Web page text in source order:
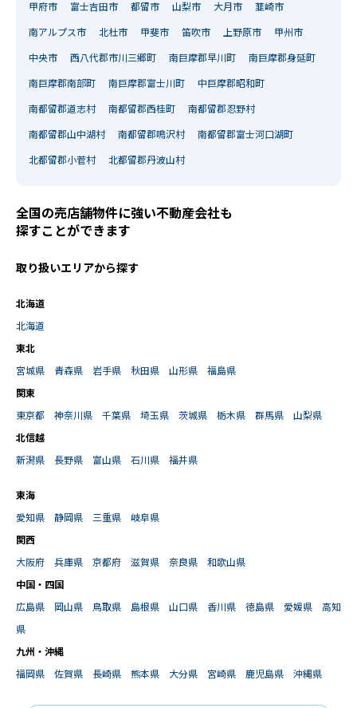
甲府市 富士吉田市 都留市 山梨市 大月市 韮崎市
南アルプス市 北杜市 甲斐市 笛吹市 上野原市 甲州市
中央市 西八代郡市川三郷町 南巨摩郡早川町 南巨摩郡身延町
南巨摩郡南部町 南巨摩郡富士川町 中巨摩郡昭和町
南都留郡道志村 南都留郡西桂町 南都留郡忍野村
南都留郡山中湖村 南都留郡鳴沢村 南都留郡富士河口湖町
北都留郡小菅村 北都留郡丹波山村
全国の売店舗物件に強い不動産会社も
探すことができます
取り扱いエリアから探す
北海道
北海道
東北
宮城県
青森県 岩手県 秋田県 山形県
福島県
関東
東京都
神奈川県 千葉県 埼玉県 茨城県 栃木県 群馬県
山梨県
北信越
新潟県
長野県 富山県 石川県 福井県
東海
愛知県
静岡県 三重県
岐阜県
関西
大阪府
兵庫県 京都府 滋賀県 奈良県
和歌山県
中国・四国
広島県
岡山県 鳥取県 島根県 山口県 香川県 徳島県 愛媛県
高知
県
九州・沖縄
福岡県
佐賀県 長崎県 熊本県 大分県 宮崎県 鹿児島県 沖縄県